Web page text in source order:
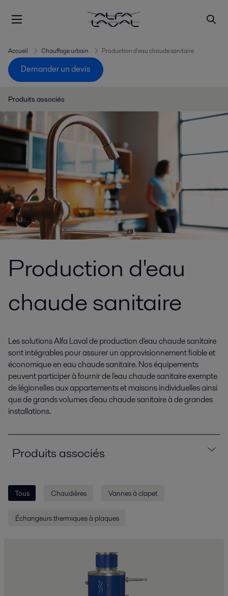
Accueil Chauffage urbain Production d'eau chaude sanitaire
Demander un devis
Produits associés
Production d'eau
chaude sanitaire
Les solutions Alfa Laval de production d'eau chaude sanitaire
sont intégrables pour assurer un approvisionnement fiable et
économique en eau chaude sanitaire. Nos équipements
peuvent participer à fournir de l'eau chaude sanitaire exempte
de légionelles aux appartements et maisons individuelles ainsi
que de grands volumes d'eau chaude sanitaire à de grandes
installations.
Produits associés
Tous Chaudières Vannes à clapet
Échangeurs thermiques à plaques